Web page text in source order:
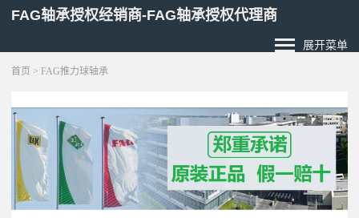
FAG轴承授权经销商-FAG轴承授权代理商
展开菜单
首页 > FAG推力球轴承